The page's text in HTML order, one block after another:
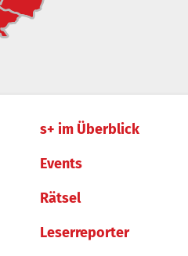
s+ im Überblick
Events
Rätsel
Leserreporter